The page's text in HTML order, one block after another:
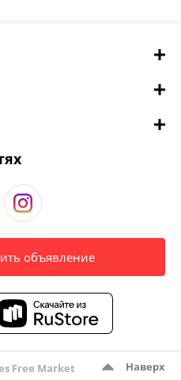
объявление
Наверх
Free Market